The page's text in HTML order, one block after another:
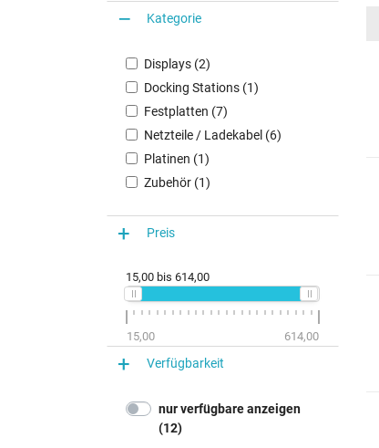
Kategorie
Displays (2)
Docking Stations (1)
Festplatten (7)
Netzteile / Ladekabel (6)
Platinen (1)
Zubehör (1)
Preis
15,00 bis 614,00
15,00 614,00
Verfügbarkeit
nur verfügbare anzeigen
(12)